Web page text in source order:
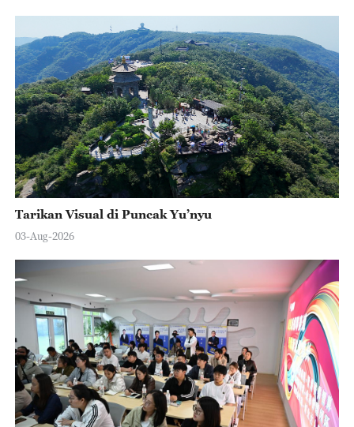
Tarikan Visual di Puncak Yu’nyu
03-Aug-2026